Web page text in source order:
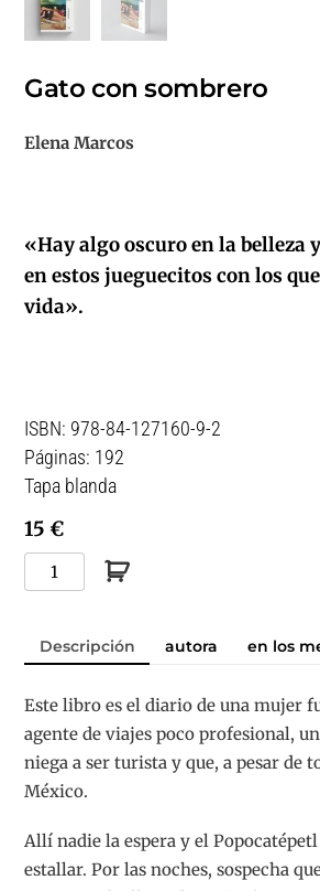
Gato con sombrero
Elena Marcos
«Hay algo oscuro en la belleza
en estos jueguecitos con los
vida».
ISBN: 978-84-127160-9-2
Páginas: 192
Tapa blanda
15 €
Gato
con
cantidad
Descripción autora en los
Este libro es el diario de una mujer
agente de viajes poco profesional,
niega a ser turista y que, a pesar de
México.
Allí nadie la espera y el
estallar. Por las noches, sospecha